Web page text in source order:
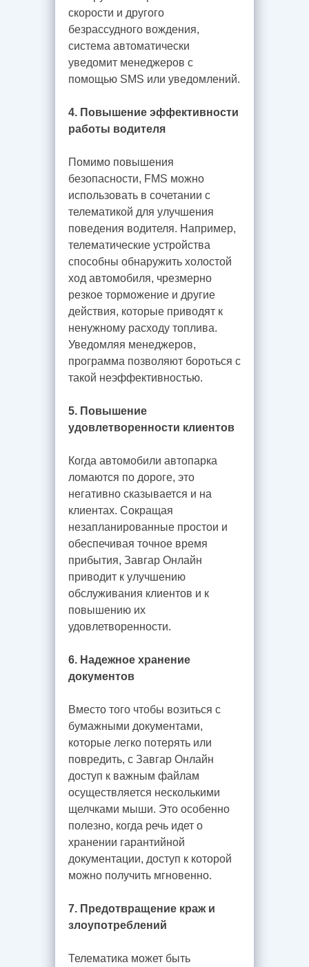
скорости и другого
безрассудного вождения,
система автоматически
уведомит менеджеров с
помощью SMS или уведомлений.
4. Повышение эффективности
работы водителя
Помимо повышения
безопасности, FMS можно
использовать в сочетании с
телематикой для улучшения
поведения водителя. Например,
телематические устройства
способны обнаружить холостой
ход автомобиля, чрезмерно
резкое торможение и другие
действия, которые приводят к
ненужному расходу топлива.
Уведомляя менеджеров,
программа позволяют бороться с
такой неэффективностью.
5. Повышение
удовлетворенности клиентов
Когда автомобили автопарка
ломаются по дороге, это
негативно сказывается и на
клиентах. Сокращая
незапланированные простои и
обеспечивая точное время
прибытия, Завгар Онлайн
приводит к улучшению
обслуживания клиентов и к
повышению их
удовлетворенности.
6. Надежное хранение
документов
Вместо того чтобы возиться с
бумажными документами,
которые легко потерять или
повредить, с Завгар Онлайн
доступ к важным файлам
осуществляется несколькими
щелчками мыши. Это особенно
полезно, когда речь идет о
хранении гарантийной
документации, доступ к которой
можно получить мгновенно.
7. Предотвращение краж и
злоупотреблений
Телематика может быть